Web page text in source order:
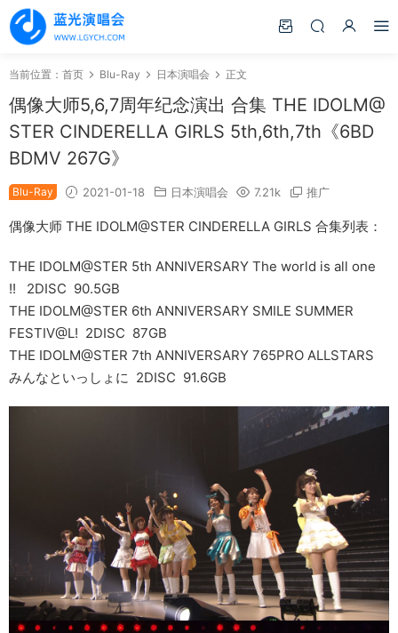
当前位置： 首页 Blu-Ray 日本演唱会 正文
偶像大师5,6,7周年纪念演出 合集 THE IDOLM@
STER CINDERELLA GIRLS 5th,6th,7th《6BD
BDMV 267G》
Blu-Ray 2021-01-18 日本演唱会 7.21k 推广
偶像大师 THE IDOLM@STER CINDERELLA GIRLS 合集列表：
THE IDOLM@STER 5th ANNIVERSARY The world is all one
!! 2DISC 90.5GB
THE IDOLM@STER 6th ANNIVERSARY SMILE SUMMER
FESTIV@L! 2DISC 87GB
THE IDOLM@STER 7th ANNIVERSARY 765PRO ALLSTARS
みんなといっしょに 2DISC 91.6GB